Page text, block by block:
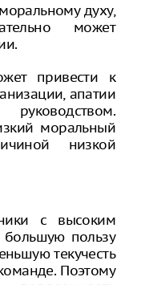
духу,
может
привести к
апатии
моральный
низкой
с высоким
пользу
текучесть
Поэтому